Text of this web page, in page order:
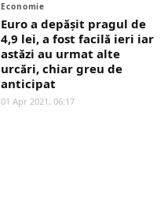
Economie
Euro a depăşit pragul de
4,9 lei, a fost facilă ieri iar
astăzi au urmat alte
urcări, chiar greu de
anticipat
01 Apr 2021, 06:17